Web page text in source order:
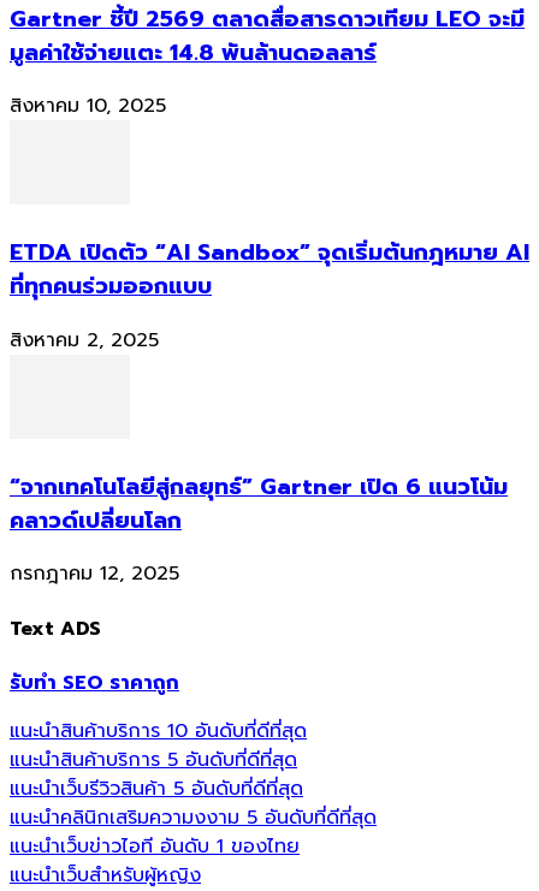
Gartner ชี้ปี 2569 ตลาดสื่อสารดาวเทียม LEO จะมี
มูลค่าใช้จ่ายแตะ 14.8 พันล้านดอลลาร์
สิงหาคม 10, 2025
ETDA เปิดตัว “AI Sandbox” จุดเริ่มต้นกฎหมาย AI
ที่ทุกคนร่วมออกแบบ
สิงหาคม 2, 2025
“จากเทคโนโลยีสู่กลยุทธ์” Gartner เปิด 6 แนวโน้ม
คลาวด์เปลี่ยนโลก
กรกฎาคม 12, 2025
Text ADS
รับทำ SEO ราคาถูก
แนะนำสินค้าบริการ 10 อันดับที่ดีที่สุด
แนะนำสินค้าบริการ 5 อันดับที่ดีที่สุด
แนะนำเว็บรีวิวสินค้า 5 อันดับที่ดีที่สุด
แนะนำคลินิกเสริมความงงาม 5 อันดับที่ดีที่สุด
แนะนำเว็บข่าวไอที อันดับ 1 ของไทย
แนะนำเว็บสำหรับผู้หญิง